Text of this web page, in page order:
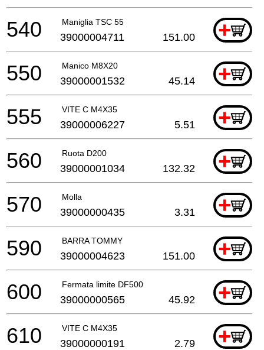
Maniglia TSC 55 +
540 39000004711 151.00
Manico M8X20 +
550 39000001532 45.14
VITE C M4X35 +
555 39000006227 5.51
Ruota D200 +
560 39000001034 132.32
Molla +
570 39000000435 3.31
BARRA TOMMY +
590 39000004623 151.00
Fermata limite DF500 +
600 39000000565 45.92
VITE C M4X35 +
610 39000000191 2.79